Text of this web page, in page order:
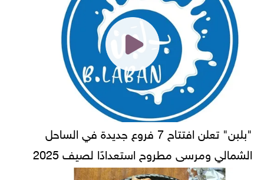
"بلبن" تعلن افتتاح 7 فروع جديدة في الساحل
الشمالي ومرسى مطروح استعدادًا لصيف 2025